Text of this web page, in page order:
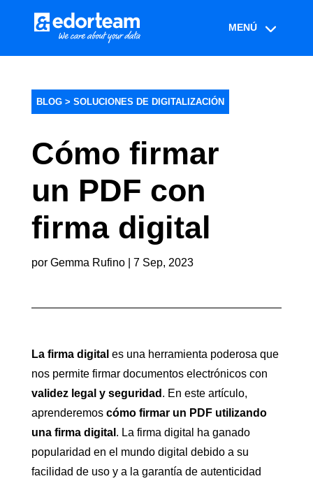
BLOG > SOLUCIONES DE DIGITALIZACIÓN
Cómo firmar
un PDF con
firma digital
por Gemma Rufino| 7 Sep, 2023
La firma digital es una herramienta poderosa que
nos permite firmar documentos electrónicos con
validez legal y seguridad . En este artículo,
aprenderemos cómo firmar un PDF utilizando
una firma digital . La firma digital ha ganado
popularidad en el mundo digital debido a su
facilidad de uso y a la garantía de autenticidad